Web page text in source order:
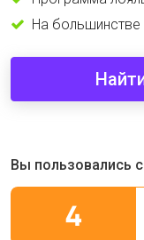
На большинстве
Вы пользовались
4